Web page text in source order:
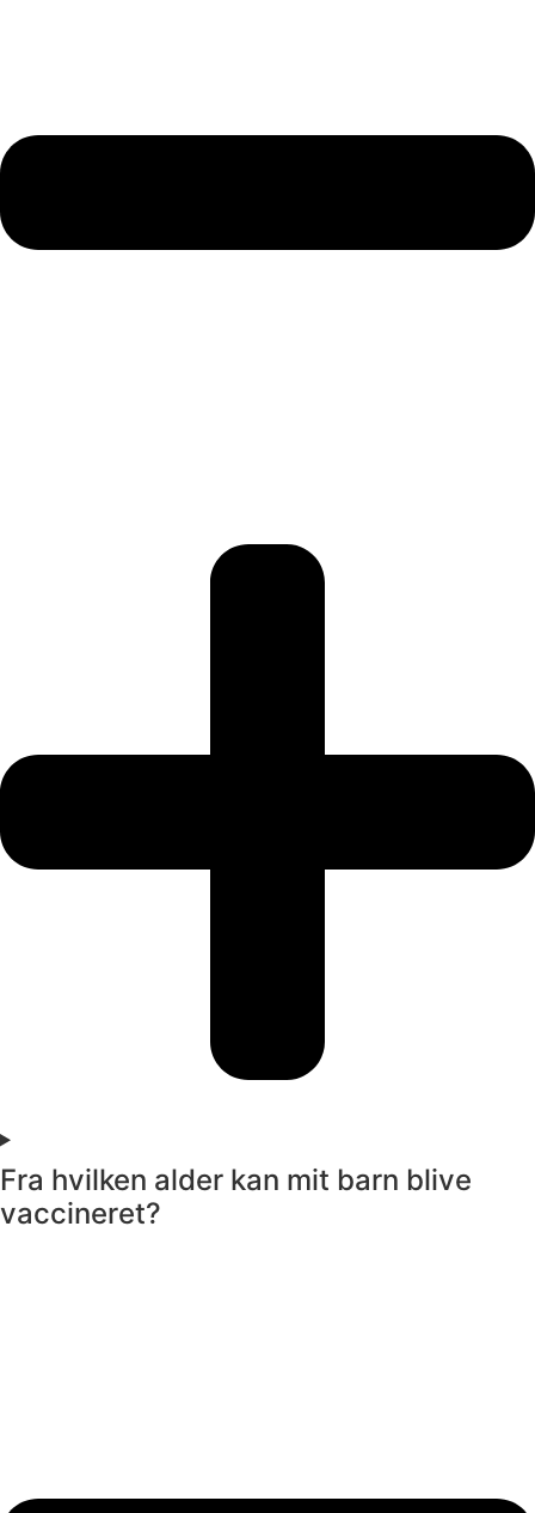
Fra hvilken alder kan mit barn blive
vaccineret?